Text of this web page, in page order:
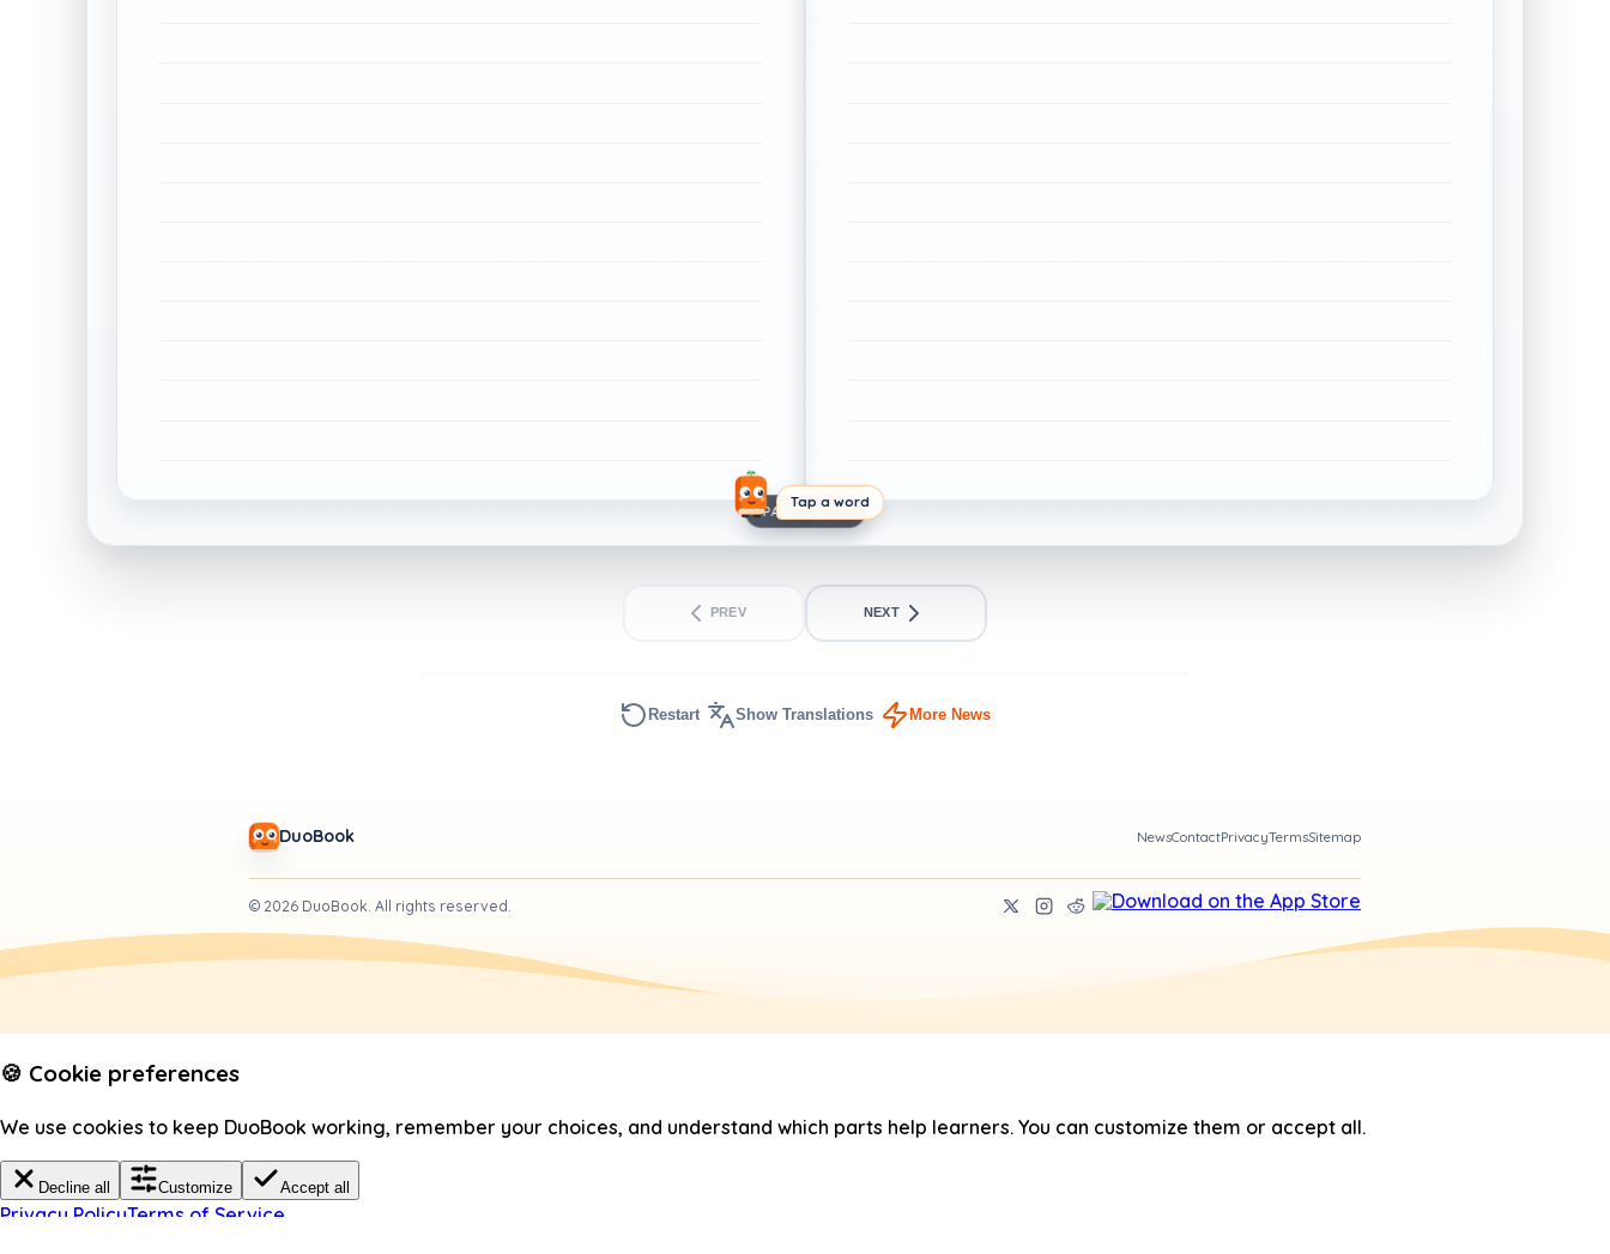
Tap a word
PAGE 1 OF 1
PREV NEXT
Restart Show Translations More News
DuoBook NewsContactPrivacyTermsSitemap
© 2026 DuoBook. All rights reserved.
🍪 Cookie preferences
We use cookies to keep DuoBook working, remember your choices, and understand which parts help learners. You can customize them or accept all.
Decline all Customize Accept all
Privacy PolicyTerms of Service